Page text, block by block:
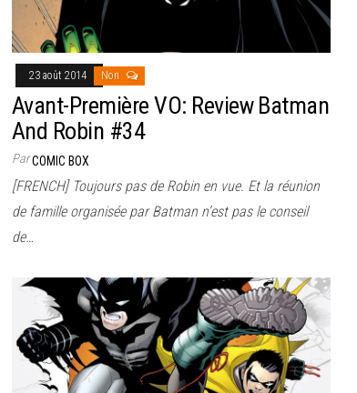
23 août 2014 Non
Avant-Première VO: Review Batman
And Robin #34
ParCOMIC BOX
[FRENCH] Toujours pas de Robin en vue. Et la réunion
de famille organisée par Batman n’est pas le conseil
de…